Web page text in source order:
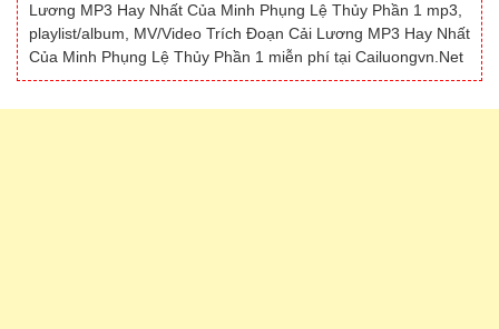
Lương MP3 Hay Nhất Của Minh Phụng Lệ Thủy Phần 1 mp3,
playlist/album, MV/Video Trích Đoạn Cải Lương MP3 Hay Nhất
Của Minh Phụng Lệ Thủy Phần 1 miễn phí tại Cailuongvn.Net